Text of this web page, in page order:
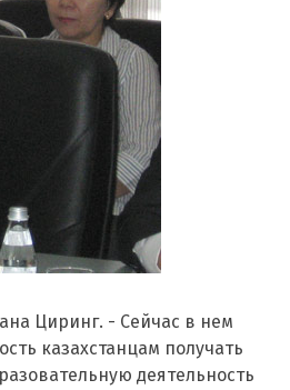
Циринг. - Сейчас в нем
казахстанцам получать
деятельность